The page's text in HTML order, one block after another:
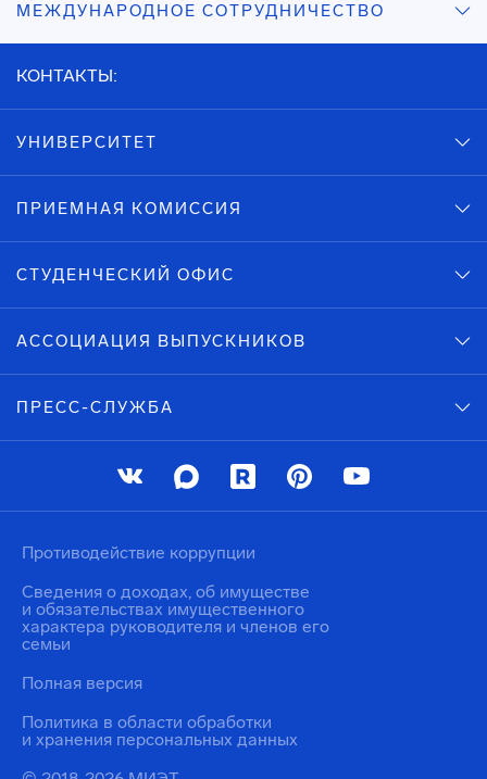
МЕЖДУНАРОДНОЕ СОТРУДНИЧЕСТВО
КОНТАКТЫ:
УНИВЕРСИТЕТ
ПРИЕМНАЯ КОМИССИЯ
СТУДЕНЧЕСКИЙ ОФИС
АССОЦИАЦИЯ ВЫПУСКНИКОВ
ПРЕСС-СЛУЖБА
Политика в области обработки
и хранения персональных данных
Противодействие коррупции
Сведения о доходах, об имуществе
и обязательствах имущественного
характера руководителя и членов его
семьи
Полная версия